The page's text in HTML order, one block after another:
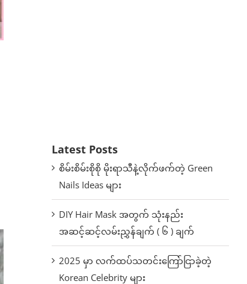
Latest Posts
စိမ်းစိမ်းစိုစို မိုးရာသီနဲ့လိုက်ဖက်တဲ့ Green
Nails Ideas များ
DIY Hair Mask အတွက် သုံးနည်း
အဆင့်ဆင့်လမ်းညွှန်ချက် ( ၆ ) ချက်
2025 မှာ လက်ထပ်သတင်းကြော်ငြာခဲ့တဲ့
Korean Celebrity များ